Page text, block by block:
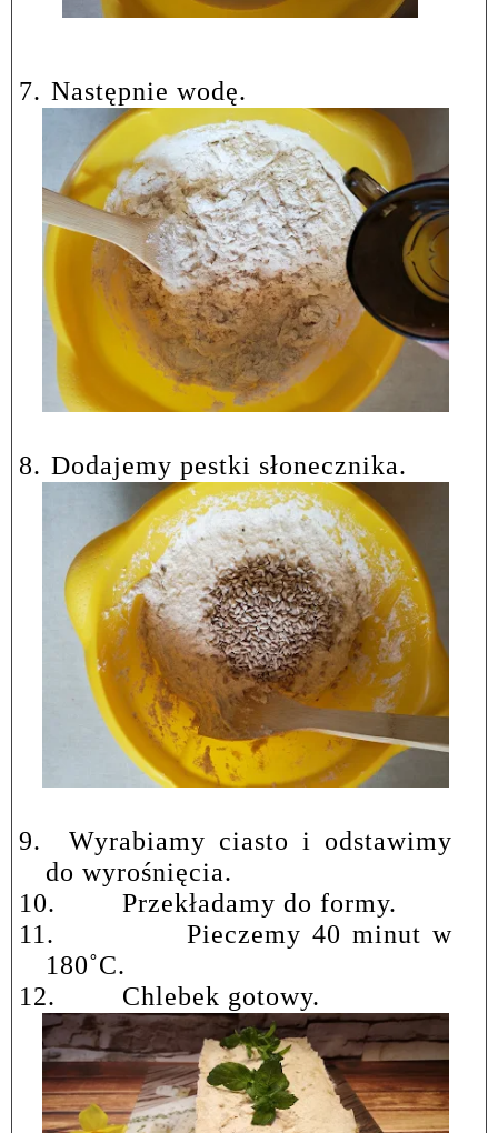
7. Następnie wodę.
8. Dodajemy pestki słonecznika.
9.
Wyrabiamy ciasto i odstawimy
do wyrośnięcia.
10.
Przekładamy do formy.
11.
Pieczemy 40 minut w
180˚C.
12.
Chlebek gotowy.